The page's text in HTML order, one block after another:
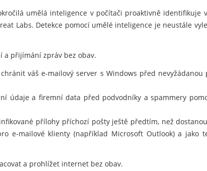
umělá inteligence v počítači proaktivně identifikuje
Labs. Detekce pomocí umělé inteligence je neustále
a přijímání zpráv bez obav.
váš e-mailový server s Windows před
údaje a firemní data před podvodníky a spammery
přílohy příchozí pošty ještě předtím, než
e-mailové klienty (například Microsoft Outlook) a jako
a prohlížet internet bez obav.